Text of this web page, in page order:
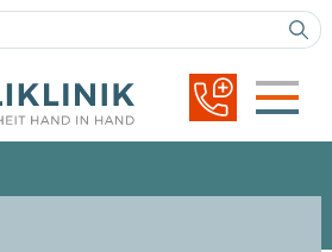
Navigation
überspringen